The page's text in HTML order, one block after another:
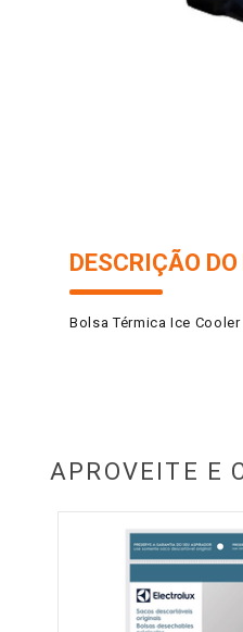
DESCRIÇÃO
Bolsa Térmica Ice
APROVEITE E